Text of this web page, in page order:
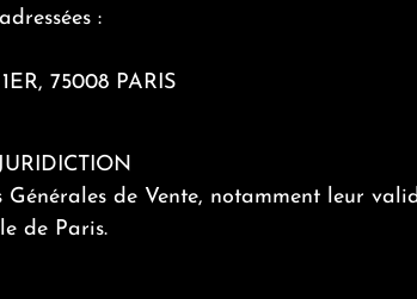
:
75008 PARIS
de Vente, notamment leur
de Paris.